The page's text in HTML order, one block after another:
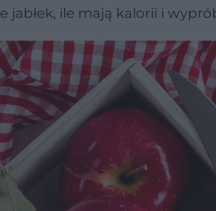
jabłek, ile mają kalorii i